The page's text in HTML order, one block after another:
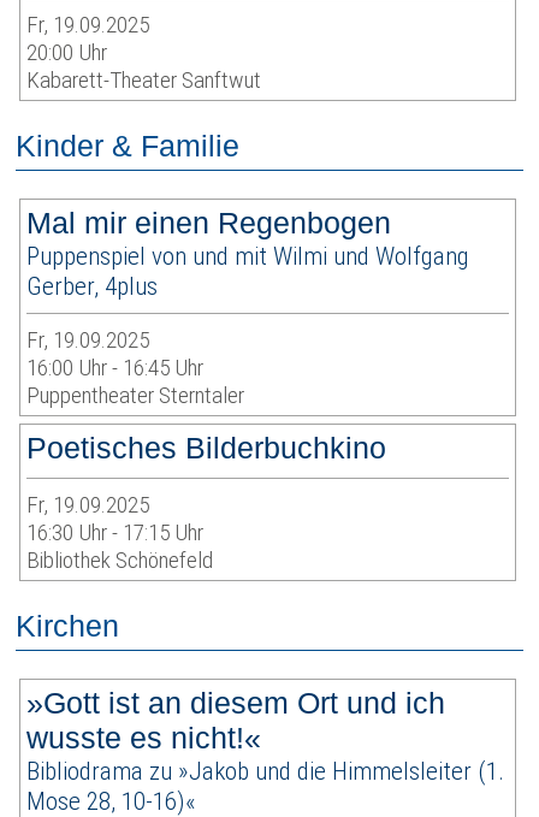
Fr, 19.09.2025
20:00 Uhr
Kabarett-Theater Sanftwut
Kinder & Familie
Mal mir einen Regenbogen
Puppenspiel von und mit Wilmi und Wolfgang
Gerber, 4plus
Fr, 19.09.2025
16:00 Uhr - 16:45 Uhr
Puppentheater Sterntaler
Poetisches Bilderbuchkino
Fr, 19.09.2025
16:30 Uhr - 17:15 Uhr
Bibliothek Schönefeld
Kirchen
»Gott ist an diesem Ort und ich
wusste es nicht!«
Bibliodrama zu »Jakob und die Himmelsleiter (1.
Mose 28, 10-16)«